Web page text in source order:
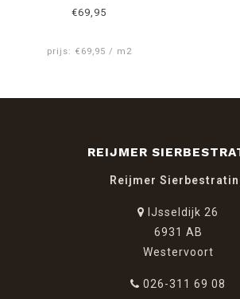
€69,95
prijs: €69,95 / m2
REIJMER
Reijmer
IJsseldijk 26
6931 AB
Westervoort
026-311 69 08